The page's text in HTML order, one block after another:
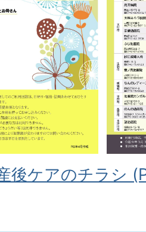
後ケアのチラシ